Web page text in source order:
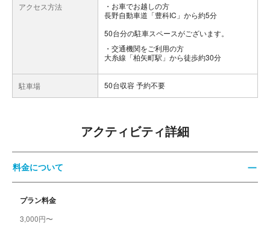
アクセス方法
お車でお越しの方
長野自動車道「豊科IC」から約5分
50台分の駐車スペースがございます。
交通機関をご利用の方
大糸線「柏矢町駅」から徒歩約30分
駐車場 50台収容 予約不要
アクティビティ詳細
料金について
プラン料金
3,000円〜